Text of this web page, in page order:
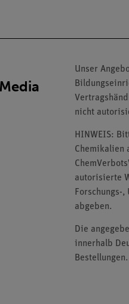
Unser
nicht
HINWEIS:
Chemikalien
autorisierte
Forschungs-
abgeben.
Die
innerhalb